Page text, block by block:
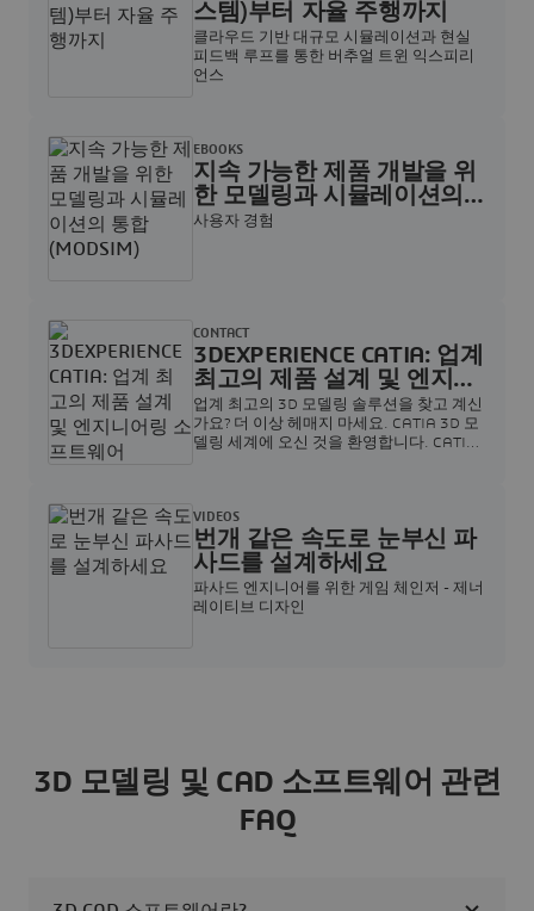
스템)부터 자율 주행까지
클라우드 기반 대규모 시뮬레이션과 현실
피드백 루프를 통한 버추얼 트윈 익스피리
언스
지속 가능한 제품 개발을 위
한 모델링과 시뮬레이션의
통합(MODSIM)
사용자 경험
EBOOKS
3DEXPERIENCE CATIA: 업계
최고의 제품 설계 및 엔지니
어링 소프트웨어
업계 최고의 3D 모델링 솔루션을 찾고 계신
가요? 더 이상 헤매지 마세요. CATIA 3D 모
델링 세계에 오신 것을 환영합니다. CATIA
CONTACT
번개 같은 속도로 눈부신 파
사드를 설계하세요
파사드 엔지니어를 위한 게임 체인저 - 제너
레이티브 디자인
VIDEOS
3D 모델링 및 CAD 소프트웨어 관련
FAQ